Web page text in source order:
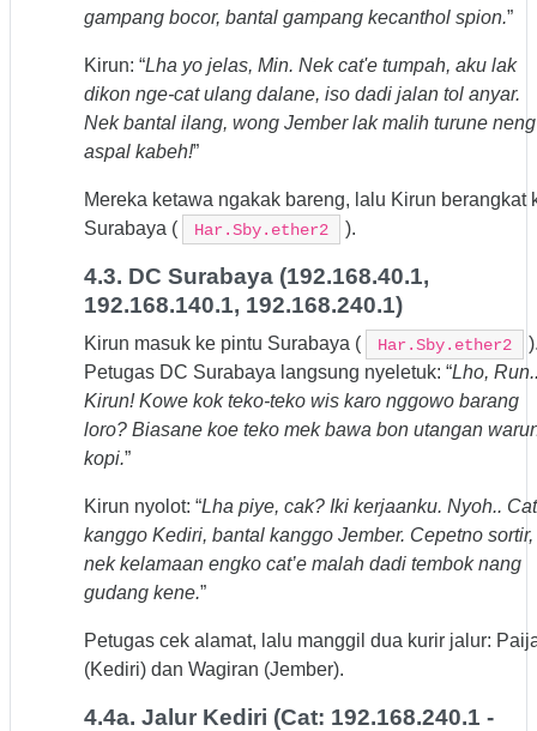
gampang bocor, bantal gampang kecanthol spion.”
Kirun: “Lha yo jelas, Min. Nek cat'e tumpah, aku lak
dikon nge-cat ulang dalane, iso dadi jalan tol anyar.
Nek bantal ilang, wong Jember lak malih turune neng
aspal kabeh!”
Mereka ketawa ngakak bareng, lalu Kirun berangkat
Surabaya (
Har.Sby.ether2 ).
4.3. DC Surabaya (192.168.40.1,
192.168.140.1, 192.168.240.1)
Kirun masuk ke pintu Surabaya ( Har.Sby.ether2
Petugas DC Surabaya langsung nyeletuk: “Lho,
Kirun! Kowe kok teko-teko wis karo nggowo barang
loro? Biasane koe teko mek bawa bon utangan
kopi.”
Kirun nyolot: “Lha piye, cak? Iki kerjaanku. Nyoh.. Cat
kanggo Kediri, bantal kanggo Jember. Cepetno sortir,
nek kelamaan engko cat’e malah dadi tembok nang
gudang kene.”
Petugas cek alamat, lalu manggil dua kurir jalur:
(Kediri) dan Wagiran (Jember).
4.4a. Jalur Kediri (Cat: 192.168.240.1 -